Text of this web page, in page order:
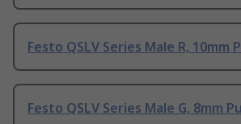
Festo QSLV Series Male R, 10mm
Festo QSLV Series Male G, 8mm